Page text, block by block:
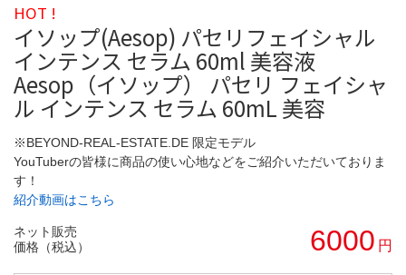
HOT !
イソップ(Aesop) パセリフェイシャル
インテンス セラム 60ml 美容液
Aesop（イソップ） パセリ フェイシャ
ル インテンス セラム 60mL 美容
※BEYOND-REAL-ESTATE.DE 限定モデル
YouTuberの皆様に商品の使い心地などをご紹介いただいておりま
す！
紹介動画はこちら
ネット販売
価格（税込）
6000 円